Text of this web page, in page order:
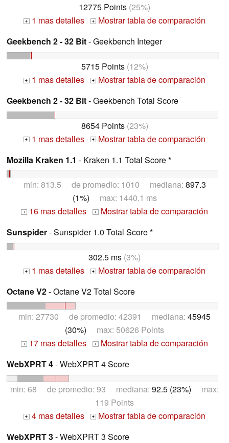
12775 Points (25%)
+ 1 mas detalles +
Mostrar tabla de comparación
Geekbench 2 - 32 Bit- Geekbench Integer
5715 Points(12%)
+ 1 mas detalles +
Mostrar tabla de comparación
Geekbench 2 - 32 Bit- Geekbench Total Score
8654 Points(23%)
+ 1 mas detalles +
Mostrar tabla de comparación
Mozilla Kraken 1.1 - Kraken 1.1 Total Score *
min: 813.5 de promedio: 1010 mediana: 897.3
(1%) max: 1440.1 ms
+ 16 mas detalles + Mostrar tabla de comparación
Sunspider- Sunspider 1.0 Total Score *
302.5 ms (3%)
+ 1 mas detalles +
Mostrar tabla de comparación
Octane V2- Octane V2 Total Score
min: 27730 de promedio: 42391 mediana: 45945
(30%) max: 50626 Points
+ 17 mas detalles + Mostrar tabla de comparación
WebXPRT 4- WebXPRT 4 Score
min: 68 de promedio: 93 mediana: 92.5 (23%) max:
119 Points
+ 4 mas detalles +
Mostrar tabla de comparación
WebXPRT 3- WebXPRT 3 Score